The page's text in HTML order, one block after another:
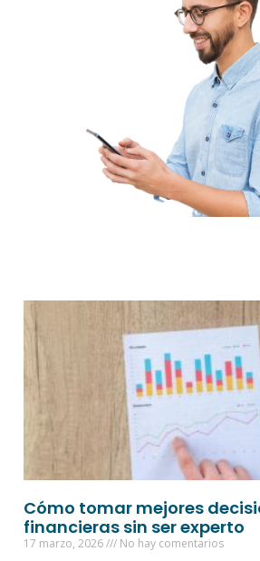
Cómo tomar mejores
financieras sin ser experto
17 marzo, 2026 No hay comentarios